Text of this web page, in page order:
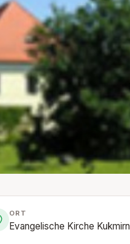
ORT
Evangelische Kirche Kukmirn